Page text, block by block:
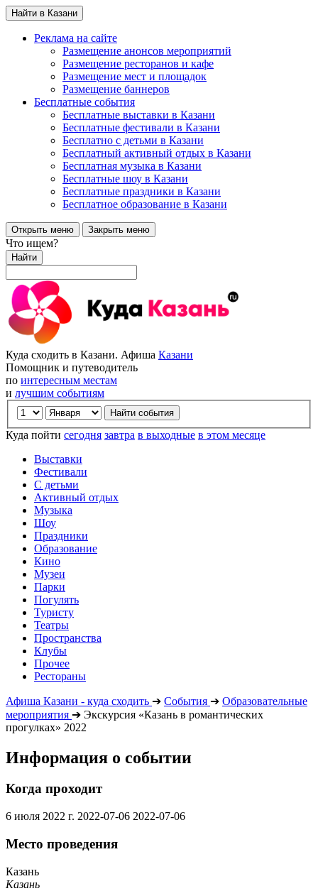
Найти в Казани
Реклама на сайте
Размещение анонсов мероприятий
Размещение ресторанов и кафе
Размещение мест и площадок
Размещение баннеров
Бесплатные события
Бесплатные выставки в Казани
Бесплатные фестивали в Казани
Бесплатно с детьми в Казани
Бесплатный активный отдых в Казани
Бесплатная музыка в Казани
Бесплатные шоу в Казани
Бесплатные праздники в Казани
Бесплатное образование в Казани
Открыть меню Закрыть меню
Что ищем?
Найти
Куда сходить в Казани. Афиша Казани
Помощник и путеводитель
по интересным местам
и лучшим событиям
Куда пойти сегодня завтра в выходные в этом месяце
Выставки
Фестивали
С детьми
Активный отдых
Музыка
Шоу
Праздники
Образование
Кино
Музеи
Парки
Погулять
Туристу
Театры
Пространства
Клубы
Прочее
Рестораны
Афиша Казани - куда сходить ➔ События ➔ Образовательные
мероприятия ➔ Экскурсия «Казань в романтических
прогулках» 2022
Информация о событии
Когда проходит
6 июля 2022 г. 2022-07-06 2022-07-06
Место проведения
Казань
Казань